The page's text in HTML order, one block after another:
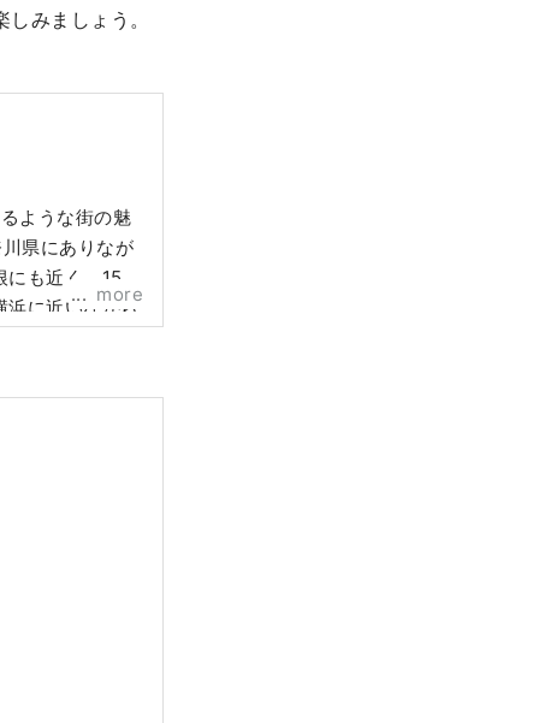
みましょう。
ような街の魅
も近く、154
浜に近いながら
ーやローカル
戸幕府を開いた
ドラえもん」
紹介いたしま
たような幻想
ズツアーで体
民家を体験で
き、前衛芸術
more